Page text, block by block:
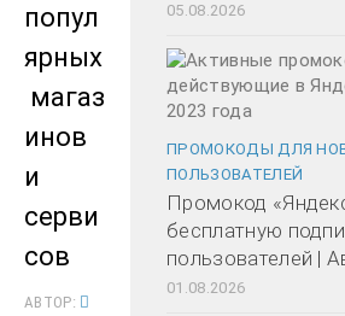
попул
ярных
магаз
инов
и
серви
сов
АВТОР:
05.08.2026
ПРОМОКОДЫ ДЛЯ
ПОЛЬЗОВАТЕЛЕЙ
Промокод
бесплатную
пользователей |
01.08.2026